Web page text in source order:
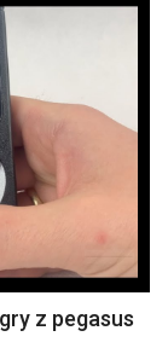
z pegasus